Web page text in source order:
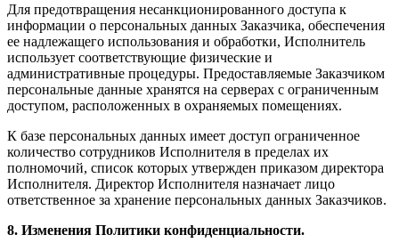
Для предотвращения несанкционированного доступа к
информации о персональных данных Заказчика, обеспечения
ее надлежащего использования и обработки, Исполнитель
использует соответствующие физические и
административные процедуры. Предоставляемые Заказчиком
персональные данные хранятся на серверах с ограниченным
доступом, расположенных в охраняемых помещениях.
К базе персональных данных имеет доступ ограниченное
количество сотрудников Исполнителя в пределах их
полномочий, список которых утвержден приказом директора
Исполнителя. Директор Исполнителя назначает лицо
ответственное за хранение персональных данных Заказчиков.
8. Изменения Политики конфиденциальности.